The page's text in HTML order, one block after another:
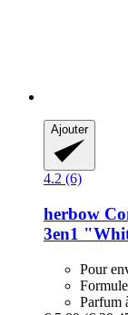
Ajouter
4.2 (6)
herbow
3en1
Pour
Parfum